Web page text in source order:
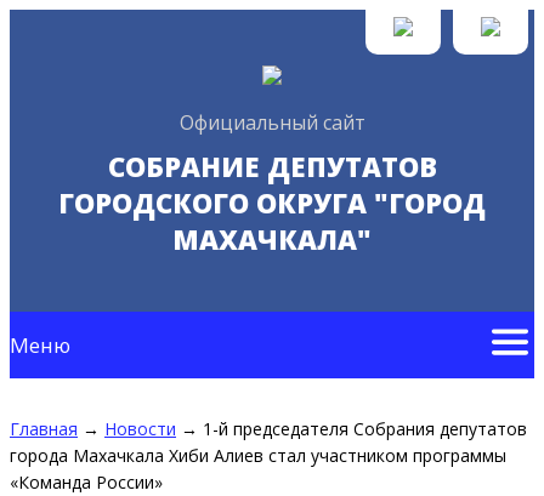
Официальный сайт
СОБРАНИЕ ДЕПУТАТОВ
ГОРОДСКОГО ОКРУГА "ГОРОД
МАХАЧКАЛА"
Меню
Главная → Новости → 1-й председателя Собрания депутатов
города Махачкала Хиби Алиев стал участником программы
«Команда России»